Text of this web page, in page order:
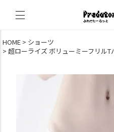
HOME
ショーツ
超ローライズ ボリューミーフリルT